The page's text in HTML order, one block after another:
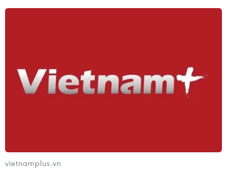
tỉnh 161 sau mưa lớn, giao thông bị
vietnamplus.vn